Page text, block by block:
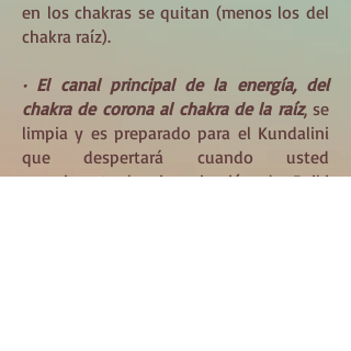
en los chakras se quitan (menos los del
chakra raíz).
· El canal principal de la energía, del
chakra de corona al chakra de la raíz, se
limpia y es preparado para el Kundalini
que despertará cuando usted
experimente la sintonización de Reiki